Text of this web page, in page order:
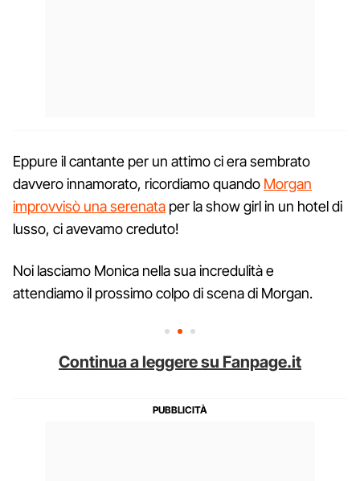
Eppure il cantante per un attimo ci era sembrato
davvero innamorato, ricordiamo quando Morgan
improvvisò una serenata per la show girl in un hotel di
lusso, ci avevamo creduto!
Noi lasciamo Monica nella sua incredulità e
attendiamo il prossimo colpo di scena di Morgan.
Continua a leggere su Fanpage.it